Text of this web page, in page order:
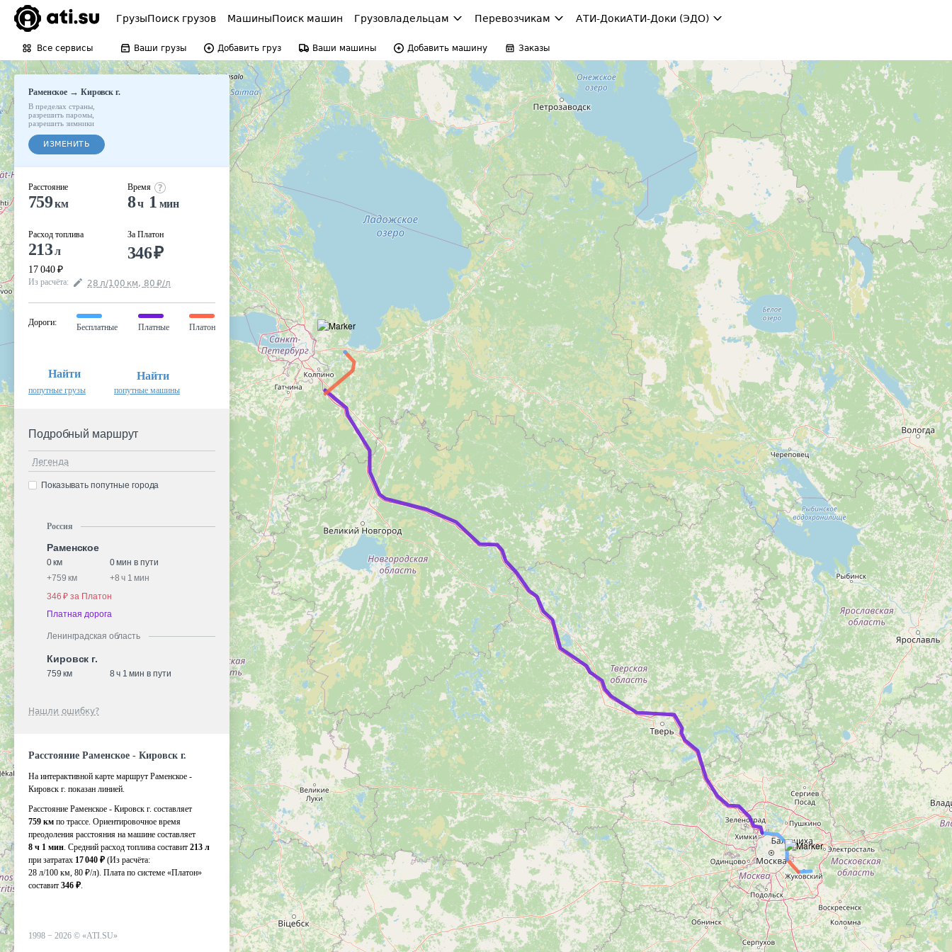
ГрузыПоиск грузов МашиныПоиск машин Грузовладельцам Перевозчикам АТИ-ДокиАТИ-Доки (ЭДО)
Все сервисы Ваши грузы Добавить груз Ваши машины Добавить машину Заказы
Раменское → Кировск г.
В пределах страны
разрешить паромы
разрешить зимники
ИЗМЕНИТЬ
Расстояние
759км
Расход топлива
213л
17 040 ₽
Время
8ч 1 мин
За Платон
346₽
Из расчёта: 28 л/100 км, 80 ₽/л
Дороги:
Бесплатные Платные Платон
Найти
попутные грузы
Найти
попутные машины
Подробный маршрут
Легенда
Показывать попутные города
Россия
Раменское
0 км
0 мин в пути
+759 км +8 ч 1 мин
346 ₽ за Платон
Платная дорога
Ленинградская область
Кировск г.
759 км 8 ч 1 мин в пути
Нашли ошибку?
Расстояние Раменское - Кировск г.
На интерактивной карте маршрут Раменское -
Кировск г. показан линией.
Расстояние Раменское - Кировск г. составляет
759 км по трассе. Ориентировочное время
преодоления расстояния на машине составляет
8 ч 1 мин. Средний расход топлива составит 213 л
при затратах 17 040 ₽ (Из расчёта:
28 л/100 км, 80 ₽/л). Плата по системе «Платон»
составит 346 ₽.
1998 − 2026 © «ATI.SU»